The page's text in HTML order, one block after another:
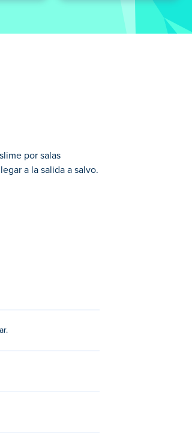
por salas
a la salida a salvo.
introduciendo